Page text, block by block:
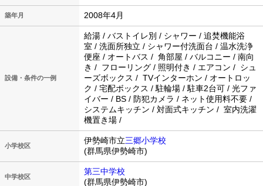
築年月 2008年4月
設備・条件の一例
給湯 / バストイレ別 / シャワー / 追焚機能浴
室 / 洗面所独立 / シャワー付洗面台 / 温水洗浄
便座 / オートバス / 角部屋 / バルコニー / 南向
き / フローリング / 照明付き / エアコン / シュ
ーズボックス / TVインターホン / オートロッ
ク / 宅配ボックス / 駐輪場 / 駐車2台可 / 光ファ
イバー / BS / 防犯カメラ / ネット使用料不要 /
システムキッチン / 対面式キッチン / 室内洗濯
機置き場 /
小学校区
伊勢崎市立三郷小学校
(群馬県伊勢崎市)
中学校区
第三中学校
(群馬県伊勢崎市)